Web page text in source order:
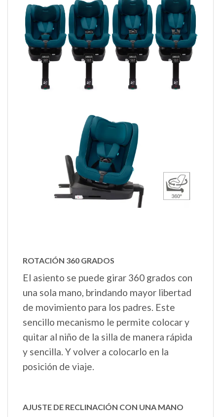
ROTACIÓN 360 GRADOS
El asiento se puede girar 360 grados con
una sola mano, brindando mayor libertad
de movimiento para los padres. Este
sencillo mecanismo le permite colocar y
quitar al niño de la silla de manera rápida
y sencilla. Y volver a colocarlo en la
posición de viaje.
AJUSTE DE RECLINACIÓN CON UNA MANO